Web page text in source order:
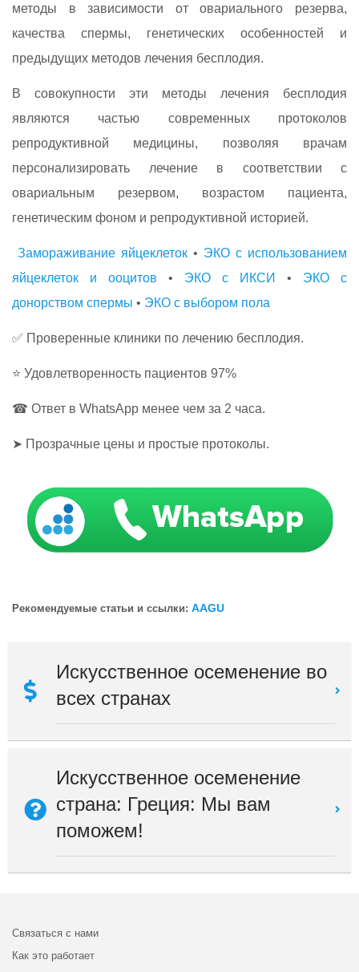
методы в зависимости от овариального резерва,
качества спермы, генетических особенностей и
предыдущих методов лечения бесплодия.
В совокупности эти методы лечения бесплодия
являются частью современных протоколов
репродуктивной медицины, позволяя врачам
персонализировать лечение в соответствии с
овариальным резервом, возрастом пациента,
генетическим фоном и репродуктивной историей.
Замораживание яйцеклеток • ЭКО с использованием
яйцеклеток и ооцитов • ЭКО с ИКСИ • ЭКО с
донорством спермы • ЭКО с выбором пола
✅ Проверенные клиники по лечению бесплодия.
⭐ Удовлетворенность пациентов 97%
☎ Ответ в WhatsApp менее чем за 2 часа.
➤ Прозрачные цены и простые протоколы.
Рекомендуемые статьи и ссылки: AAGU
Искусственное осеменение во
всех странах
Искусственное осеменение
страна: Греция: Мы вам
поможем!
Связаться с нами
Как это работает